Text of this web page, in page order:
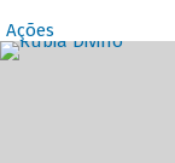
Ações